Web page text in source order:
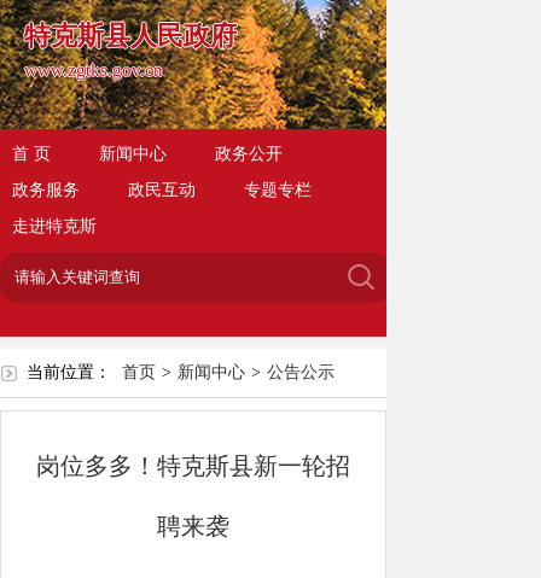
特克斯县人民政府
www.zgtks.gov.cn
首 页 新闻中心
政务公开
政务服务
政民互动
专题专栏
走进特克斯
当前位置： 首页 > 新闻中心 > 公告公示
岗位多多！特克斯县新一轮招
聘来袭